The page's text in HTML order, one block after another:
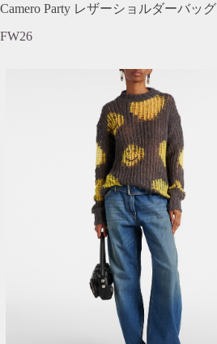
Camero Party レザーショルダーバッグ
FW26